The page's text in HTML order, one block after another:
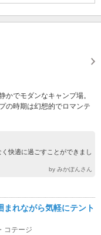
かでモダンなキャンプ場。
の時期は幻想的でロマンテ
快適に過ごすことができまし
by みかぽんさん
まれながら気軽にテント
コテージ